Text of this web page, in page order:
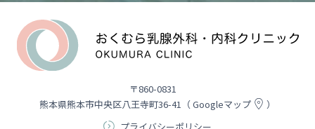
〒860-0831
熊本県熊本市中央区八王寺町36-41 （Googleマップ
）